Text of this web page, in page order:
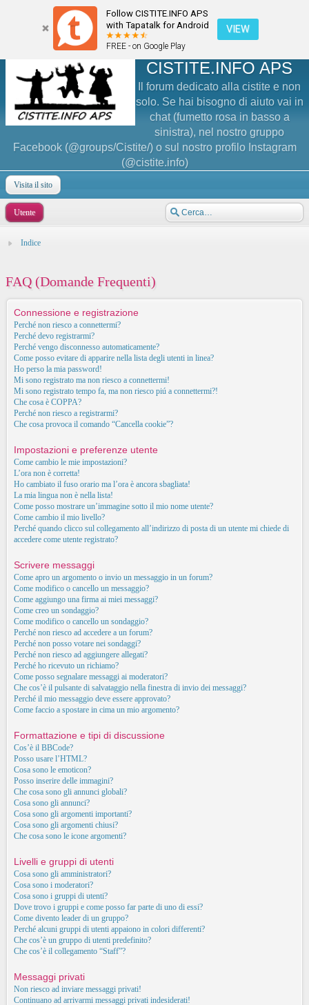
Follow CISTITE.INFO APS
with Tapatalk for Android
FREE - on Google Play
VIEW
CISTITE.INFO APS
Il forum dedicato alla cistite e non
solo. Se hai bisogno di aiuto vai in
chat (fumetto rosa in basso a
sinistra), nel nostro gruppo
Facebook (@groups/Cistite/) o sul nostro profilo Instagram
(@cistite.info)
Visita il sito
Utente
Indice
FAQ (Domande Frequenti)
Connessione e registrazione
Perché non riesco a connettermi?
Perché devo registrarmi?
Perché vengo disconnesso automaticamente?
Come posso evitare di apparire nella lista degli utenti in linea?
Ho perso la mia password!
Mi sono registrato ma non riesco a connettermi!
Mi sono registrato tempo fa, ma non riesco piú a connettermi?!
Che cosa è COPPA?
Perché non riesco a registrarmi?
Che cosa provoca il comando “Cancella cookie”?
Impostazioni e preferenze utente
Come cambio le mie impostazioni?
L’ora non è corretta!
Ho cambiato il fuso orario ma l’ora è ancora sbagliata!
La mia lingua non è nella lista!
Come posso mostrare un’immagine sotto il mio nome utente?
Come cambio il mio livello?
Perché quando clicco sul collegamento all’indirizzo di posta di un utente mi chiede di
accedere come utente registrato?
Scrivere messaggi
Come apro un argomento o invio un messaggio in un forum?
Come modifico o cancello un messaggio?
Come aggiungo una firma ai miei messaggi?
Come creo un sondaggio?
Come modifico o cancello un sondaggio?
Perché non riesco ad accedere a un forum?
Perché non posso votare nei sondaggi?
Perché non riesco ad aggiungere allegati?
Perché ho ricevuto un richiamo?
Come posso segnalare messaggi ai moderatori?
Che cos’è il pulsante di salvataggio nella finestra di invio dei messaggi?
Perché il mio messaggio deve essere approvato?
Come faccio a spostare in cima un mio argomento?
Formattazione e tipi di discussione
Cos’è il BBCode?
Posso usare l’HTML?
Cosa sono le emoticon?
Posso inserire delle immagini?
Che cosa sono gli annunci globali?
Cosa sono gli annunci?
Cosa sono gli argomenti importanti?
Cosa sono gli argomenti chiusi?
Che cosa sono le icone argomenti?
Livelli e gruppi di utenti
Cosa sono gli amministratori?
Cosa sono i moderatori?
Cosa sono i gruppi di utenti?
Dove trovo i gruppi e come posso far parte di uno di essi?
Come divento leader di un gruppo?
Perché alcuni gruppi di utenti appaiono in colori differenti?
Che cos’è un gruppo di utenti predefinito?
Che cos’è il collegamento “Staff”?
Messaggi privati
Non riesco ad inviare messaggi privati!
Continuano ad arrivarmi messaggi privati indesiderati!